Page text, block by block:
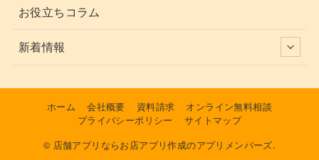
お役立ちコラム
新着情報
ホーム 会社概要 資料請求
オンライン無料相談
プライバシーポリシー
サイトマップ
© 店舗アプリならお店アプリ作成のアプリメンバーズ.